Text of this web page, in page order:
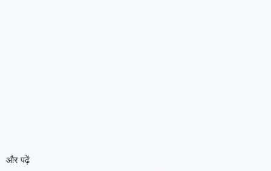
और पढ़ें